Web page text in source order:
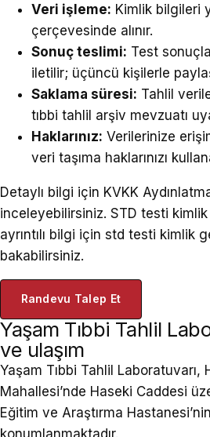
Veri işleme: Kimlik bilgileri
çerçevesinde alınır.
Sonuç teslimi: Test
iletilir; üçüncü kişilerle
Saklama süresi: Tahlil
tıbbi tahlil arşiv mevzuatı
Haklarınız: Verilerinize
veri taşıma haklarınızı
Detaylı bilgi için KVKK
inceleyebilirsiniz. STD testi
ayrıntılı bilgi için std testi kimlik
bakabilirsiniz.
Randevu Talep Et
Yaşam Tıbbi Tahlil
ve ulaşım
Yaşam Tıbbi Tahlil Laboratuvarı,
Mahallesi’nde Haseki Caddesi
Eğitim ve Araştırma
konumlanmaktadır.